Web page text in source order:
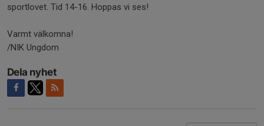
sportlovet. Tid 14-16. Hoppas vi ses!
Varmt välkomna!
/NIK Ungdom
Dela nyhet